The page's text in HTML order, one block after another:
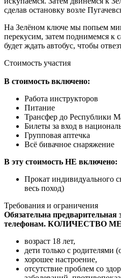
сделав остановку возле
На Зелёном ключе мы попьем
перекусим, затем поднимемся к
будет ждать автобус, чтобы
Стоимость участия
В стоимость включено:
Работа инструкторов
Питание
Трансфер до Республики
Билеты за вход в
Групповая аптечка
Всё бивачное снаряжение
В эту стоимость НЕ включено:
Прокат индивидуального
весь поход)
Требования и ограничения
Обязательна
телефонам. КОЛИЧЕСТВО
возраст 18 лет,
дети только с родителями
хорошее настроение,
отсутствие проблем со